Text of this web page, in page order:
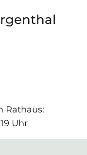
Rathaus:
Uhr